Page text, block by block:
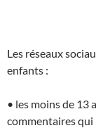
Les réseaux
enfants :
• les moins de 13
commentaires qui